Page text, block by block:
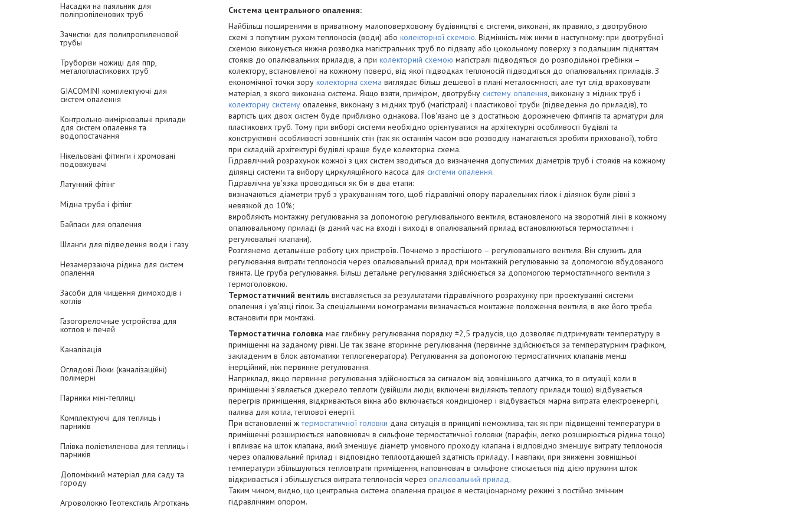
Насадки на паяльник для
поліпропіленових труб
Зачистки для полипропиленовой
трубы
Труборізи ножиці для ппр,
металопластикових труб
GIACOMINI комплектуючі для
систем опалення
Контрольно-вимірювальні прилади
для систем опалення та
водопостачання
Нікельовані фітинги і хромовані
подовжувачі
Латунний фітінг
Мідна труба і фітінг
Байпаси для опалення
Шланги для підведення води і газу
Незамерзаюча рідина для систем
опалення
Засоби для чищення димоходів і
котлів
Газогорелочные устройства для
котлов и печей
Каналізація
Оглядові Люки (каналізаційні)
полімерні
Парники міні-теплиці
Комплектуючі для теплиць і
парників
Плівка поліетиленова для теплиць і
парників
Допоміжний матеріал для саду та
городу
Агроволокно Геотекстиль Агроткань
Система центрального опалення:
Найбільш поширеними в приватному малоповерховому будівництві є системи, виконані, як правило, з двотрубною
схемі з попутним рухом теплоносія (води) або колекторної схемою. Відмінність між ними в наступному: при двотрубної
схемою виконується нижня розводка магістральних труб по підвалу або цокольному поверху з подальшим підняттям
стояків до опалювальних приладів, а при колекторній схемою магістралі підводяться до розподільної гребінки –
колектору, встановленої на кожному поверсі, від якої підводках теплоносій підводиться до опалювальних приладів. З
економічної точки зору колекторна схема виглядає більш дешевої в плані металоємності, але тут слід враховувати
матеріал, з якого виконана система. Якщо взяти, приміром, двотрубну систему опалення , виконану з мідних труб і
колекторну систему опалення, виконану з мідних труб (магістралі) і пластикової труби (підведення до приладів), то
вартість цих двох систем буде приблизно однакова. Пов'язано це з достатньою дорожнечею фітингів та арматури для
пластикових труб. Тому при виборі системи необхідно орієнтуватися на архітектурні особливості будівлі та
конструктивні особливості зовнішніх стін (так як останнім часом всю розводку намагаються зробити прихованої), тобто
при складній архітектурі будівлі краще буде колекторна схема.
Гідравлічний розрахунок кожної з цих систем зводиться до визначення допустимих діаметрів труб і стояків на кожному
ділянці системи та вибору циркуляційного насоса для системи опалення.
Гідравлічна ув'язка проводиться як би в два етапи:
визначаються діаметри труб з урахуванням того, щоб гідравлічні опору паралельних гілок і ділянок були рівні з
невязкой до 10%;
виробляють монтажну регулювання за допомогою регулювального вентиля, встановленого на зворотній лінії в кожному
опалювальному приладі (в даний час на вході і виході в опалювальний прилад встановлюються термостатичні і
регулювальні клапани).
Розглянемо детальніше роботу цих пристроїв. Почнемо з простішого – регулювального вентиля. Він служить для
регулювання витрати теплоносія через опалювальний прилад при монтажній регулюванню за допомогою вбудованого
гвинта. Це груба регулювання. Більш детальне регулювання здійснюється за допомогою термостатичного вентиля з
термоголовкою.
Термостатичний вентиль виставляється за результатами гідравлічного розрахунку при проектуванні системи
опалення і ув'язці гілок. За спеціальними номограмами визначається монтажне положення вентиля, в яке його треба
встановити при монтажі.
Термостатична головка має глибину регулювання порядку ±2,5 градусів, що дозволяє підтримувати температуру в
приміщенні на заданому рівні. Це так зване вторинне регулювання (первинне здійснюється за температурним графіком,
закладеним в блок автоматики теплогенератора). Регулювання за допомогою термостатичних клапанів менш
інерційний, ніж первинне регулювання.
Наприклад, якщо первинне регулювання здійснюється за сигналом від зовнішнього датчика, то в ситуації, коли в
приміщенні з'являється джерело теплоти (увійшли люди, включені виділяють теплоту прилади тощо) відбувається
перегрів приміщення, відкриваються вікна або включається кондиціонер і відбувається марна витрата електроенергії,
палива для котла, теплової енергії.
При встановленні жтермостатичної головки дана ситуація в принципі неможлива, так як при підвищенні температури в
приміщенні розширюється наповнювач в сильфоне термостатичної головки (парафін, легко розширюється рідина тощо)
і впливає на шток клапана, який зменшує діаметр умовного проходу клапана і відповідно зменшує витрату теплоносія
через опалювальний прилад і відповідно теплоотдающей здатність приладу. І навпаки, при зниженні зовнішньої
температури збільшуються тепловтрати приміщення, наповнювач в сильфоне стискається під дією пружини шток
відкривається і збільшується витрата теплоносія через опалювальний прилад.
Таким чином, видно, що центральна система опалення працює в нестаціонарному режимі з постійно змінним
гідравлічним опором.